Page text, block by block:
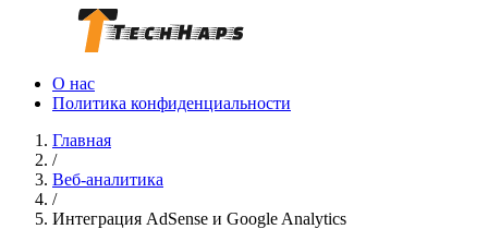
О нас
Политика конфиденциальности
Главная
/
Веб-аналитика
/
Интеграция AdSense и Google Analytics